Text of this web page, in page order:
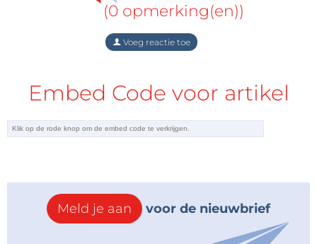
(0 opmerking(en))
Voeg reactie toe
Embed Code voor artikel
Meld je aan voor de nieuwbrief